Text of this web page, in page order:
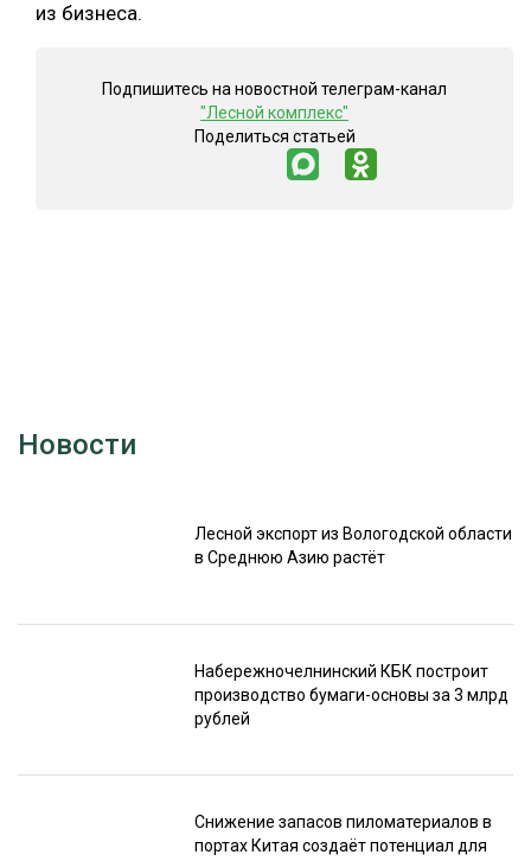
из бизнеса.
Подпишитесь на новостной телеграм-канал
"Лесной комплекс"
Поделиться статьей
Новости
Лесной экспорт из Вологодской области
в Среднюю Азию растёт
Набережночелнинский КБК построит
производство бумаги-основы за 3 млрд
рублей
Снижение запасов пиломатериалов в
портах Китая создаёт потенциал для